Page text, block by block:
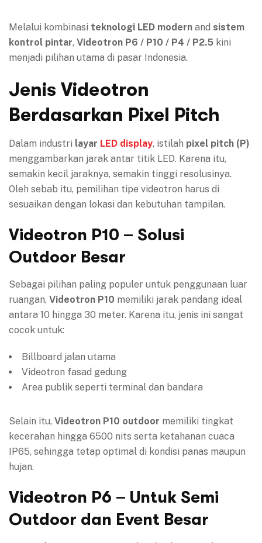
Melalui kombinasi teknologi LED modern and sistem
kontrol pintar, Videotron P6 / P10 / P4 / P2.5 kini
menjadi pilihan utama di pasar Indonesia.
Jenis Videotron
Berdasarkan Pixel Pitch
Dalam industri layar LED display, istilah pixel pitch (P)
menggambarkan jarak antar titik LED. Karena itu,
semakin kecil jaraknya, semakin tinggi resolusinya.
Oleh sebab itu, pemilihan tipe videotron harus di
sesuaikan dengan lokasi dan kebutuhan tampilan.
Videotron P10 – Solusi
Outdoor Besar
Sebagai pilihan paling populer untuk penggunaan luar
ruangan, Videotron P10 memiliki jarak pandang ideal
antara 10 hingga 30 meter. Karena itu, jenis ini sangat
cocok untuk:
Billboard jalan utama
Videotron fasad gedung
Area publik seperti terminal dan bandara
Selain itu, Videotron P10 outdoor memiliki tingkat
kecerahan hingga 6500 nits serta ketahanan cuaca
IP65, sehingga tetap optimal di kondisi panas maupun
hujan.
Videotron P6 – Untuk Semi
Outdoor dan Event Besar